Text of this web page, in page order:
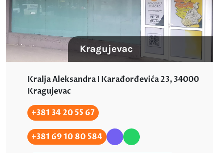
Kragujevac
Kralja Aleksandra I Karađorđevića 23, 34000
Kragujevac
+381 34 20 55 67
+381 69 10 80 584